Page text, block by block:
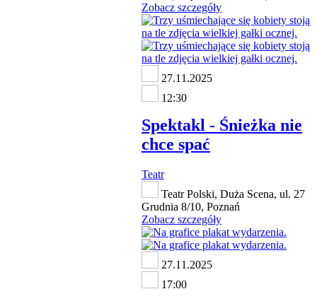
Zobacz szczegóły
27.11.2025
12:30
Spektakl - Śnieżka nie
chce spać
Teatr
Teatr Polski, Duża Scena, ul. 27
Grudnia 8/10, Poznań
Zobacz szczegóły
27.11.2025
17:00